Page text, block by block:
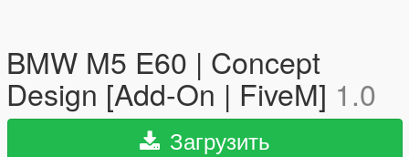
BMW M5 E60 | Concept
Design [Add-On | FiveM] 1.0
Загрузить